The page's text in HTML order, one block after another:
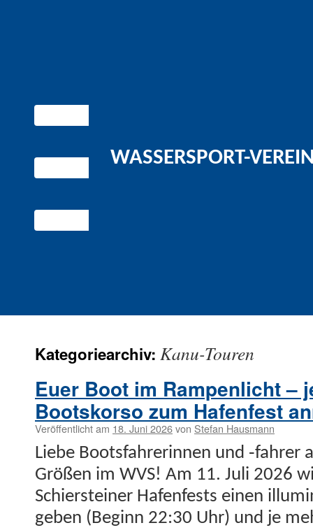
WASSERSPORT-
Kategoriearchiv: Kanu-Touren
Euer Boot im Rampenlicht –
Bootskorso zum Hafenfest
Veröffentlicht am 18. Juni 2026von Stefan Hausmann
Liebe Boots­fahrerin­nen und ‑fahrer
Größen im WVS! Am 11. Juli 2026
Schier­stein­er Hafen­fests einen
geben (Beginn 22:30 Uhr) und je